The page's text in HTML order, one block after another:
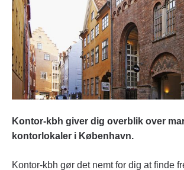
Kontor-kbh giver dig overblik over
kontorlokaler i København.
Kontor-kbh gør det nemt for dig at finde